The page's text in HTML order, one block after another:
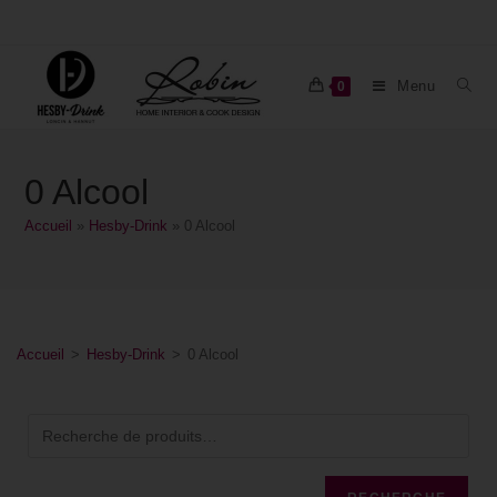
0 Menu
0 Alcool
Accueil Hesby-Drink 0 Alcool
Accueil > Hesby-Drink > 0 Alcool